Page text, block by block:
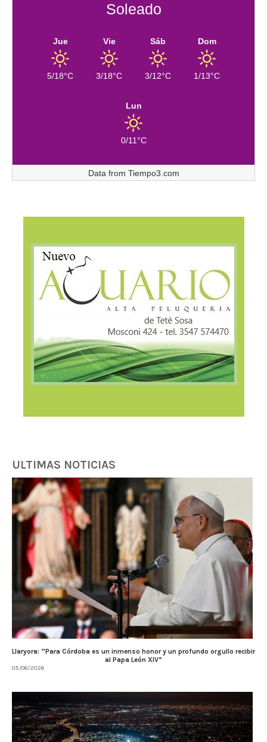
Soleado
Jue
5/18°C
Vie
3/18°C
Sáb
3/12°C
Dom
1/13°C
Lun
0/11°C
Data from Tiempo3.com
ULTIMAS NOTICIAS
Llaryora: “Para Córdoba es un inmenso honor y un profundo orgullo recibir
al Papa León XIV”
05/08/2026